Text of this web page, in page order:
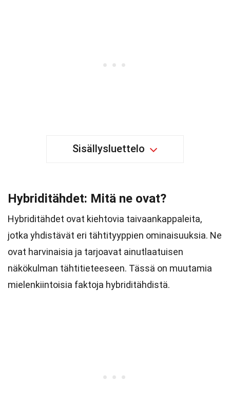
Sisällysluettelo
Hybriditähdet: Mitä ne ovat?
Hybriditähdet ovat kiehtovia taivaankappaleita,
jotka yhdistävät eri tähtityyppien ominaisuuksia. Ne
ovat harvinaisia ja tarjoavat ainutlaatuisen
näkökulman tähtitieteeseen. Tässä on muutamia
mielenkiintoisia faktoja hybriditähdistä.